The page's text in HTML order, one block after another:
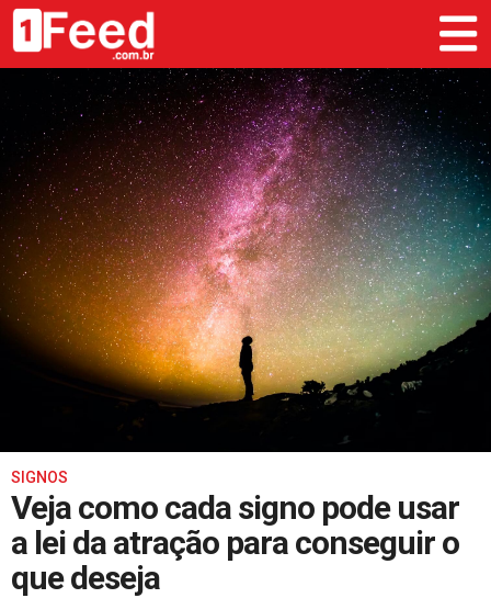
SIGNOS
Veja como cada signo pode usar
a lei da atração para conseguir o
que deseja